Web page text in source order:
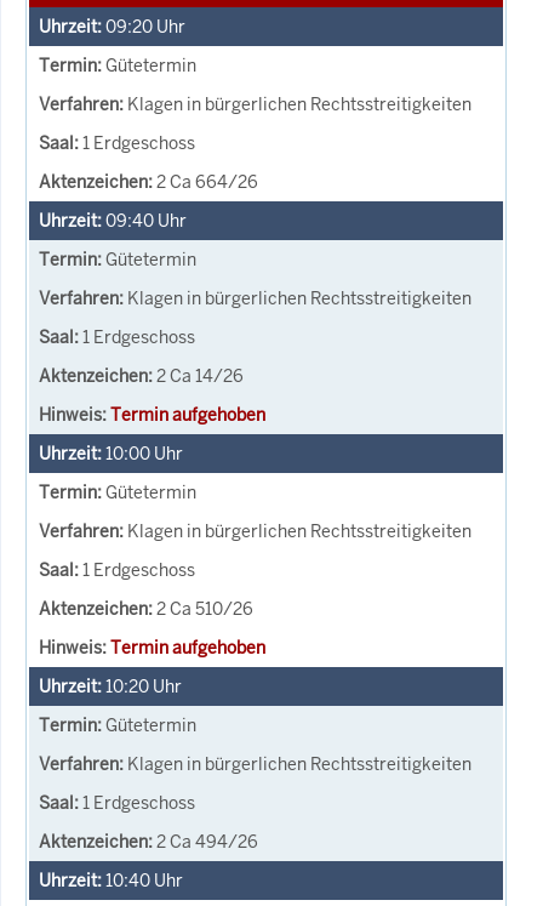
09:20 Uhr
Gütetermin
Klagen in bürgerlichen Rechtsstreitigkeiten
1 Erdgeschoss
2 Ca 664/26
09:40 Uhr
Gütetermin
Klagen in bürgerlichen Rechtsstreitigkeiten
1 Erdgeschoss
2 Ca 14/26
Termin aufgehoben
10:00 Uhr
Gütetermin
Klagen in bürgerlichen Rechtsstreitigkeiten
1 Erdgeschoss
2 Ca 510/26
Termin aufgehoben
10:20 Uhr
Gütetermin
Klagen in bürgerlichen Rechtsstreitigkeiten
1 Erdgeschoss
2 Ca 494/26
10:40 Uhr